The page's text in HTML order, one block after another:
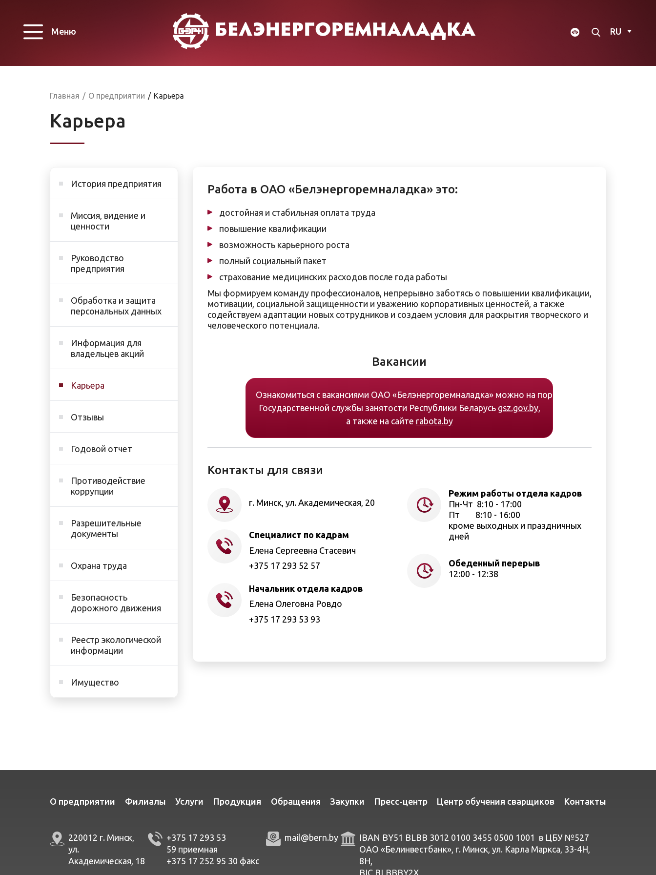
Меню RU
Главная / О предприятии / Карьера
Карьера
Работа в ОАО «Белэнергоремналадка» это:
достойная и стабильная оплата труда
повышение квалификации
возможность карьерного роста
полный социальный пакет
страхование медицинских расходов после года работы
Мы формируем команду профессионалов, непрерывно заботясь о повышении квалификации,
мотивации, социальной защищенности и уважению корпоративных ценностей, а также
содействуем адаптации новых сотрудников и создаем условия для раскрытия творческого и
человеческого потенциала.
Вакансии
Ознакомиться с вакансиями ОАО «Белэнергоремналадка» можно на портале
Государственной службы занятости Республики Беларусь gsz.gov.by,
а также на сайте rabota.by
Контакты для связи
г. Минск, ул. Академическая, 20
Специалист по кадрам
Елена Сергеевна Стасевич
+375 17 293 52 57
Начальник отдела кадров
Елена Олеговна Ровдо
+375 17 293 53 93
Режим работы отдела кадров
Пн-Чт 8:10 - 17:00
Пт 8:10 - 16:00
кроме выходных и праздничных
дней
Обеденный перерыв
12:00 - 12:38
История предприятия
Миссия, видение и
ценности
Руководство
предприятия
Обработка и защита
персональных данных
Информация для
владельцев акций
Карьера
Отзывы
Годовой отчет
Противодействие
коррупции
Разрешительные
документы
Охрана труда
Безопасность
дорожного движения
Реестр экологической
информации
Имущество
О предприятии Филиалы Услуги Продукция Обращения Закупки Пресс-центр Центр обучения сварщиков Контакты
220012 г. Минск,
ул.
Академическая, 18
+375 17 293 53
59 приемная
+375 17 252 95 30 факc
mail@bern.by
IBAN BY51 BLBB 3012 0100 3455 0500 1001 в ЦБУ №527
ОАО «Белинвестбанк», г. Минск, ул. Карла Маркса, 33-4Н,
8Н,
BIC BLBBBY2X